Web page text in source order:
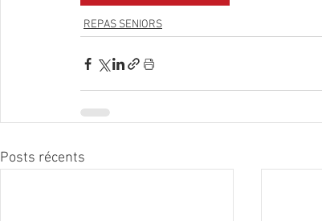
REPAS SENIORS
Posts récents